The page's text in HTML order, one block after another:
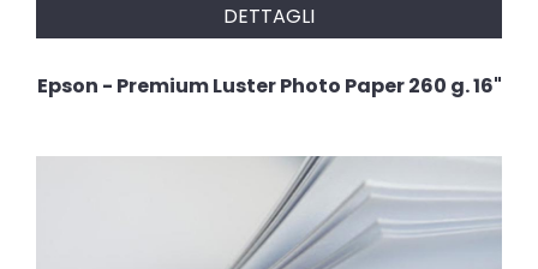
DETTAGLI
Epson - Premium Luster Photo Paper 260 g. 16"